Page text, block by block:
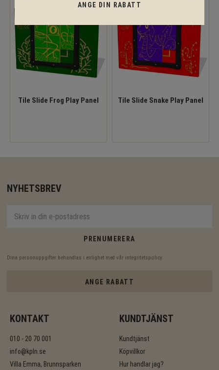
Tile Slide Frog Play Panel Tile Slide Snake Play Panel
NYHETSBREV
PRENUMERERA
Dina personuppgifter behandlas i enlighet med vår integritetspolicy.
ANGE RABATT
KONTAKT
010 - 20 70 001
info@kpln.se
Villa Emma, Brunnsparken
KUNDTJÄNST
Kundtjänst
Köpvillkor
Hur handlar jag?
ANGE DIN RABATT